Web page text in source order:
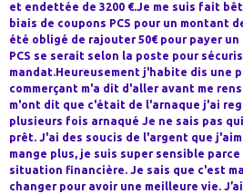
et endettée de 3200 €.Je me suis fait
biais de coupons PCS pour un montant
été obligé de rajouter 50€ pour payer
PCS se serait selon la poste pour
mandat.Heureusement j'habite dis une
commerçant m'a dit d'aller avant me
m'ont dit que c'était de l'arnaque j'ai
plusieurs fois arnaqué Je ne sais pas
prêt. J'ai des soucis de l'argent que
mange plus, je suis super sensible parce
situation financière. Je sais que c'est
changer pour avoir une meilleure vie.